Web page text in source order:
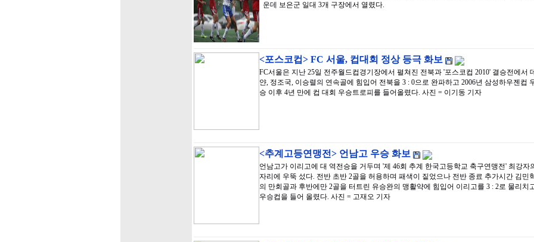
운데 보은군 일대 3개 구장에서 열렸다.
<포스코컵> FC 서울, 컵대회 정상 등극 화보
FC서울은 지난 25일 전주월드컵경기장에서 펼쳐진 전북과 '포스코컵 2010' 결승전에서 데
얀, 정조국, 이승렬의 연속골에 힘입어 전북을 3 : 0으로 완파하고 2006년 삼성하우젠컵
승 이후 4년 만에 컵 대회 우승트로피를 들어올렸다. 사진 = 이기동 기자
<추계고등연맹전> 언남고 우승 화보
언남고가 이리고에 대 역전승을 거두며 '제 46회 추계 한국고등학교 축구연맹전' 최강자
자리에 우뚝 섰다. 전반 초반 2골을 허용하며 패색이 짙었으나 전반 종료 추가시간 김민
의 만회골과 후반에만 2골을 터트린 유승완의 맹활약에 힘입어 이리고를 3 : 2로 물리치
우승컵을 들어 올렸다. 사진 = 고재오 기자